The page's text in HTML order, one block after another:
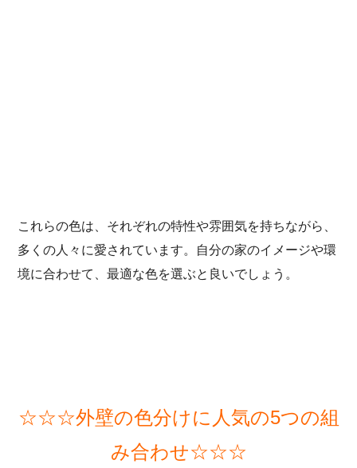
これらの色は、それぞれの特性や雰囲気を持ちながら、
多くの人々に愛されています。自分の家のイメージや環
境に合わせて、最適な色を選ぶと良いでしょう。
☆☆☆外壁の色分けに人気の5つの組
み合わせ☆☆☆